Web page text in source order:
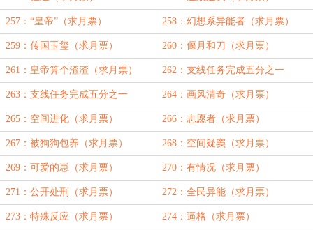
257：“皇帝”（求月票） 258：幻想系异能者（求月票）
259：传国玉玺（求月票） 260：偃月和刀（求月票）
261：皇帝算个渣渣（求月票） 262：支线任务完成五分之一
（上）
263：支线任务完成五分之一
（下）
264：画风清奇（求月票）
265：空间进化（求月票） 266：志愿者（求月票）
267：被狗狗包养（求月票） 268：空间疑窦（求月票）
269：可爱的崽（求月票） 270：有情况（求月票）
271：公开处刑（求月票） 272：全民异能（求月票）
273：特殊反应（求月票） 274：逼格（求月票）